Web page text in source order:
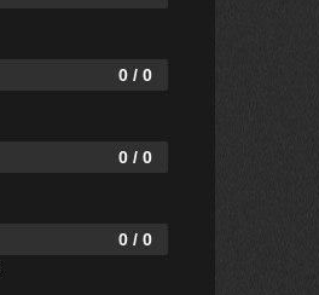
0 / 0
0 / 0
0 / 0